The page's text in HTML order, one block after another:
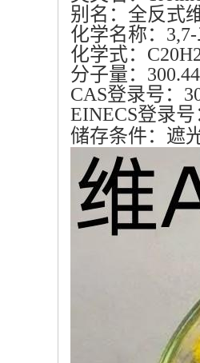
别名：全反式
化学名称：
化学式：C20H
分子量：300.44
CAS登录号：
EINECS登录号
储存条件：遮